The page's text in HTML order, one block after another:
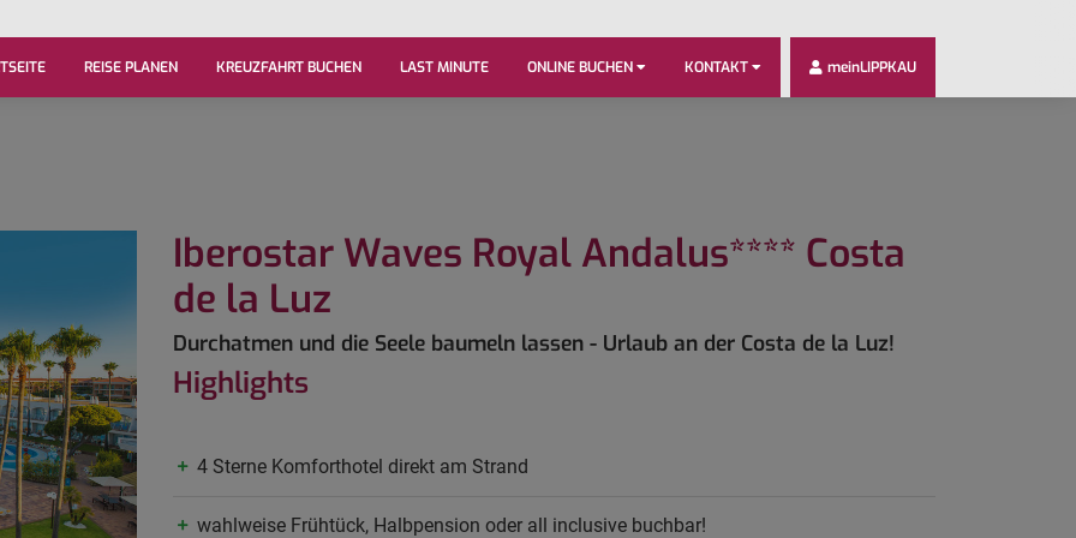
REISE PLANEN KREUZFAHRT BUCHEN LAST MINUTE ONLINE BUCHEN KONTAKT meinLIPPKAU
Iberostar Waves Royal Andalus**** Costa
de la Luz
Durchatmen und die Seele baumeln lassen - Urlaub an der Costa de la Luz!
Highlights
4 Sterne Komforthotel direkt am Strand
wahlweise Frühtück, Halbpension oder all inclusive buchbar!